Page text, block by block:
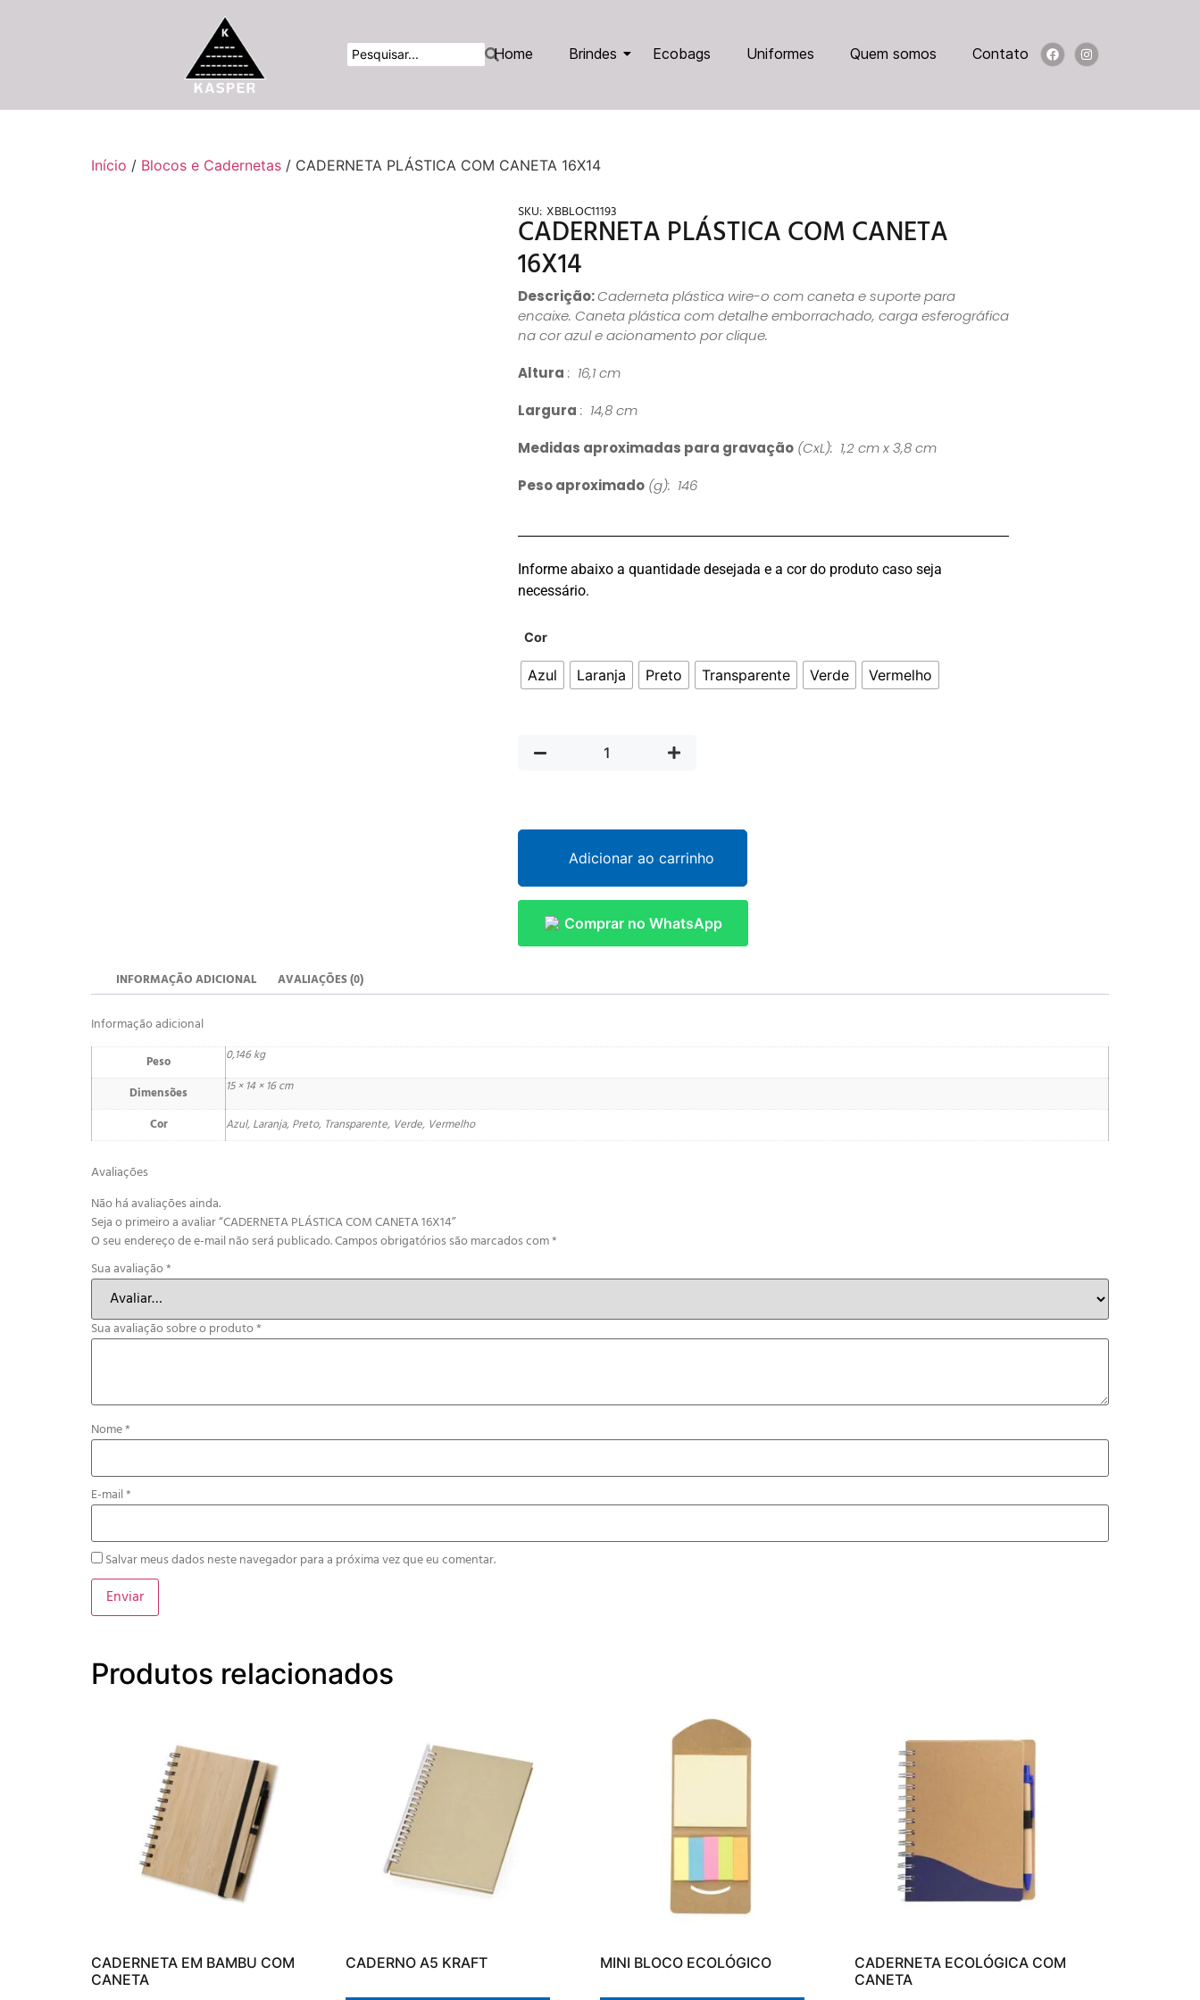
Home Brindes Ecobags Uniformes Quem somos Contato
Início / Blocos e Cadernetas / CADERNETA PLÁSTICA COM CANETA 16X14
SKU: XBBLOC11193
CADERNETA PLÁSTICA COM CANETA
16X14
Descrição:Caderneta plástica wire-o com caneta e suporte para
encaixe. Caneta plástica com detalhe emborrachado, carga esferográfica
na cor azul e acionamento por clique.
Altura : 16,1 cm
Largura : 14,8 cm
Medidas aproximadas para gravação (CxL): 1,2 cm x 3,8 cm
Peso aproximado (g): 146
Informe abaixo a quantidade desejada e a cor do produto caso seja
necessário.
Cor
Azul Laranja Preto Transparente Verde Vermelho
Adicionar ao carrinho
Comprar no WhatsApp
INFORMAÇÃO ADICIONAL AVALIAÇÕES (0)
Informação adicional
Peso 0,146 kg
Dimensões 15 × 14 × 16 cm
Cor Azul, Laranja, Preto, Transparente, Verde, Vermelho
Avaliações
Não há avaliações ainda.
Seja o primeiro a avaliar “CADERNETA PLÁSTICA COM CANETA 16X14”
O seu endereço de e-mail não será publicado.Campos obrigatórios são marcados com*
Sua avaliação*
Sua avaliação sobre o produto*
Nome*
E-mail*
Salvar meus dados neste navegador para a próxima vez que eu comentar.
Produtos relacionados
CADERNETA EM BAMBU COM
CANETA
CADERNO A5 KRAFT MINI BLOCO ECOLÓGICO
CADERNETA ECOLÓGICA COM
CANETA